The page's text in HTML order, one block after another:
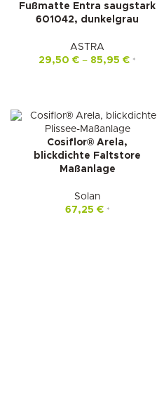
Fußmatte Entra saugstark
601042, dunkelgrau
ASTRA
29,50 € – 85,95 € *
Cosiflor® Arela,
blickdichte Faltstore
Maßanlage
Solan
67,25 € *